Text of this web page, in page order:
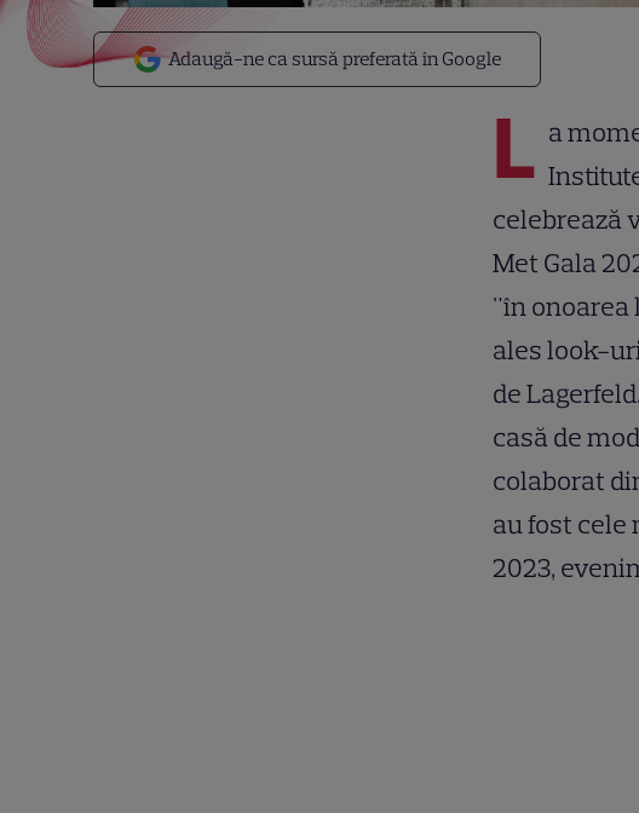
Adaugă-ne ca sursă preferată în Google
L a
celebrează
Met Gala
"în onoarea
ales look-
de
casă de
colaborat
au fost cele
2023,